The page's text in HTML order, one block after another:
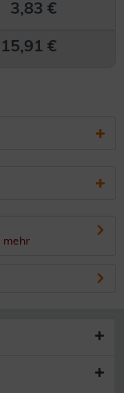
3,83 €
15,91 €
mehr